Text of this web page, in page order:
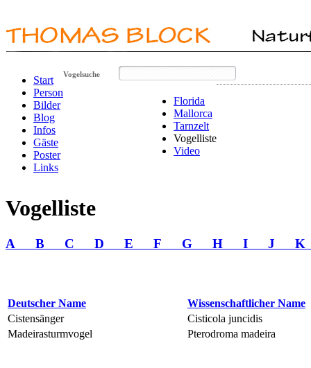
Start
Person
Bilder
Blog
Infos
Gäste
Poster
Links
Vogelsuche
Florida
Mallorca
Tarnzelt
Vogelliste
Video
Vogelliste
A B C D E F G H I J
Deutscher Name
Wissenschaftlicher Name
Cistensänger
Cisticola juncidis
Madeirasturmvogel
Pterodroma madeira